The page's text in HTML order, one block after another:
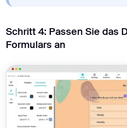
Schritt 4: Passen Sie das
Formulars an